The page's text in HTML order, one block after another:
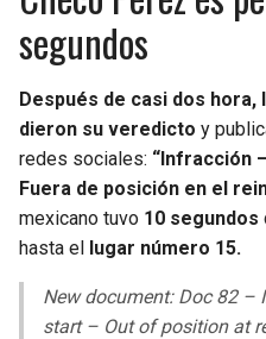
segundos
Después de casi dos
dieron su veredicto y
redes sociales: “Infracción
Fuera de posición en el
mexicano tuvo 10 segundos
hasta el
lugar número 15.
New document: Doc 82 –
start – Out of position at